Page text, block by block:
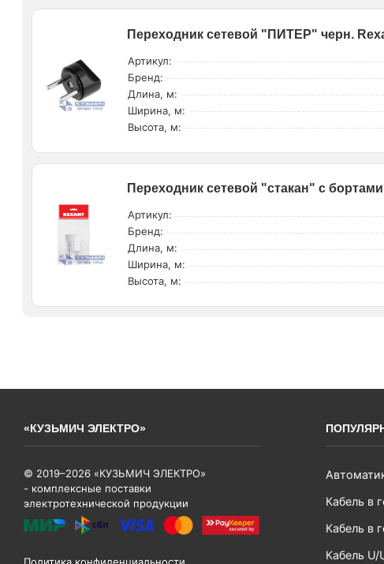
Переходник сетевой "ПИТЕР" черн.
Артикул:
Бренд:
Длина, м:
Ширина, м:
Высота, м:
Переходник сетевой "стакан" с
Артикул:
Бренд:
Длина, м:
Ширина, м:
Высота, м:
«КУЗЬМИЧ ЭЛЕКТРО»
© 2019–2026 «КУЗЬМИЧ ЭЛЕКТРО»
- комплексные поставки
электротехнической продукции
Кабель в
Кабель в
Кабель U/